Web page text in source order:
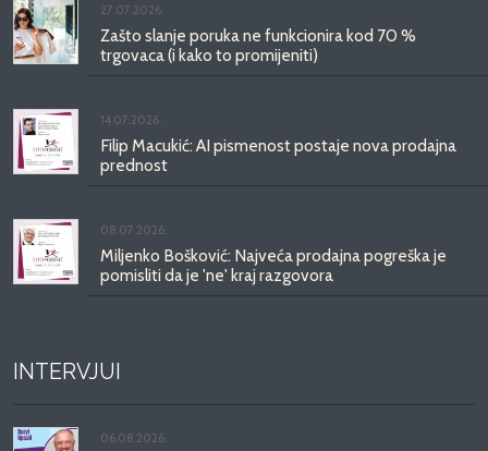
27.07.2026.
Zašto slanje poruka ne funkcionira kod 70 %
trgovaca (i kako to promijeniti)
14.07.2026.
Filip Macukić: AI pismenost postaje nova prodajna
prednost
08.07.2026.
Miljenko Bošković: Najveća prodajna pogreška je
pomisliti da je 'ne' kraj razgovora
INTERVJUI
06.08.2026.